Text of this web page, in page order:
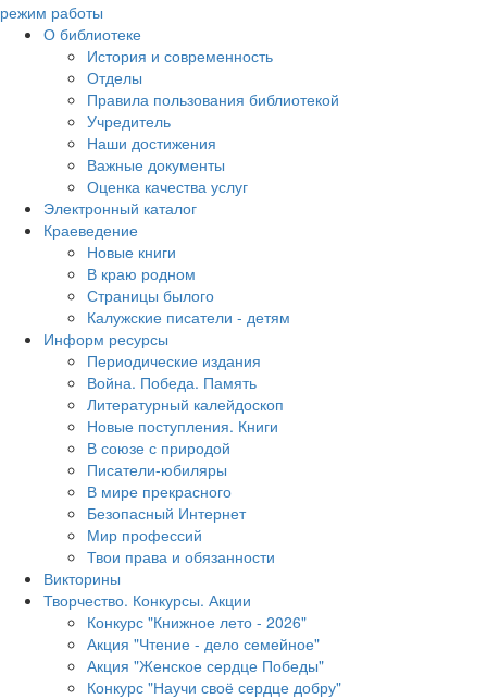
режим работы
О библиотеке
История и современность
Отделы
Правила пользования библиотекой
Учредитель
Наши достижения
Важные документы
Оценка качества услуг
Электронный каталог
Краеведение
Новые книги
В краю родном
Страницы былого
Калужские писатели - детям
Информ ресурсы
Периодические издания
Война. Победа. Память
Литературный калейдоскоп
Новые поступления. Книги
В союзе с природой
Писатели-юбиляры
В мире прекрасного
Безопасный Интернет
Мир профессий
Твои права и обязанности
Викторины
Творчество. Конкурсы. Акции
Конкурс "Книжное лето - 2026"
Акция "Чтение - дело семейное"
Акция "Женское сердце Победы"
Конкурс "Научи своё сердце добру"